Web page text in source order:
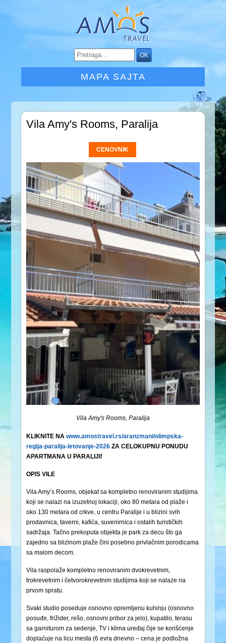
MAPA SAJTA
Vila Amy's Rooms, Paralija
CENOVNIK
Vila Amy's Rooms, Paralija
KLIKNITE NAwww.amostravel.rs/aranzmani/olimpska-
regija-paralija-letovanje-2026 ZA CELOKUPNU PONUDU
APARTMANA U PARALIJI!
OPIS VILE
Vila Amy’s Rooms, objekat sa kompletno renoviranim studijima
koji se nalazi na izuzetnoj lokaciji, oko 80 metara od plaže i
oko 130 metara od crkve, u centru Paralije i u blizini svih
prodavnica, taverni, kafića, suvenirnica i ostalih turističkih
sadržaja. Tačno prekoputa objekta je park za decu što ga
zajedno sa blizinom plaže čini posebno privlačnim porodicama
sa malom decom.
Vila raspolaže kompletno renoviranim dvokrevetnim,
trokrevetnim i četvorokrevetnim studijima koji se nalaze na
prvom spratu.
Svaki studio poseduje osnovno opremljenu kuhinju (osnovno
posuđe, frižider, rešo, osnovni pribor za jelo), kupatilo, terasu
sa garniturom za sedenje, TV i klima uređaj čije se korišćenje
doplaćuje na licu mesta (6 evra dnevno – cena je podložna